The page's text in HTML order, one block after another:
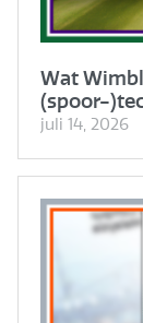
Wat
(spoor-
juli 14, 2026